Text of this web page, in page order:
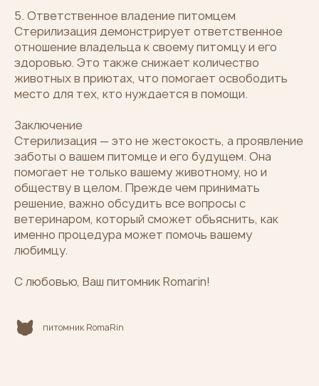
5. Ответственное владение питомцем
Стерилизация демонстрирует ответственное
отношение владельца к своему питомцу и его
здоровью. Это также снижает количество
животных в приютах, что помогает освободить
место для тех, кто нуждается в помощи.
Заключение
Стерилизация — это не жестокость, а проявление
заботы о вашем питомце и его будущем. Она
помогает не только вашему животному, но и
обществу в целом. Прежде чем принимать
решение, важно обсудить все вопросы с
ветеринаром, который сможет объяснить, как
именно процедура может помочь вашему
любимцу.
С любовью, Ваш питомник Romarin!
питомник RomaRin